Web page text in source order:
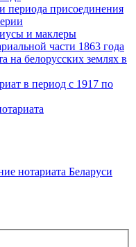
периода присоединения
и маклеры
части 1863 года
на белорусских землях в
в период с 1917 по
нотариата Беларуси